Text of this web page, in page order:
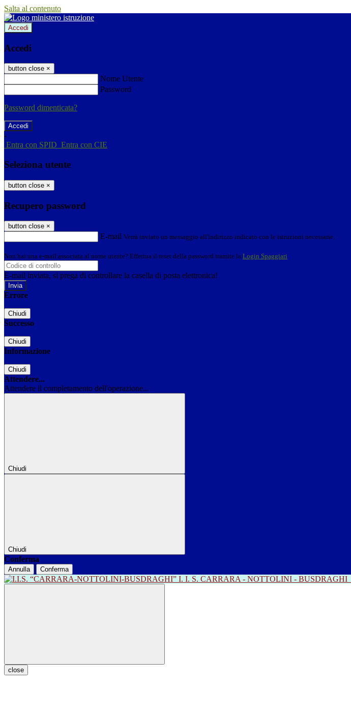
Salta al contenuto
Accedi
Accedi
button close ×
Nome Utente
Password
Password dimenticata?
-
Entra con SPID Entra con CIE
Seleziona utente
button close ×
Recupero password
button close ×
E-mail Verrà inviato un messaggio all'indirizzo indicato con le istruzioni necessarie.
Non hai una e-mail associata al nome utente? Effettua il reset della password tramite la Login Spaggiari
E-mail inviata, si prega di controllare la casella di posta elettronica!
Errore
Chiudi
Successo
Chiudi
Informazione
Chiudi
Attendere...
Attendere il completamento dell'operazione...
Chiudi
Chiudi
Conferma
Annulla Conferma
I. I. S. CARRARA - NOTTOLINI - BUSDRAGHI
close